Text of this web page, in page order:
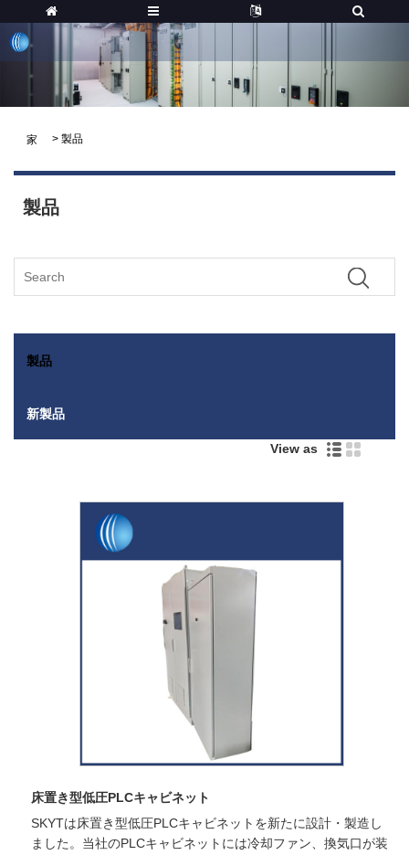
家 > 製品
製品
製品
新製品
View as
床置き型低圧PLCキャビネット
SKYTは床置き型低圧PLCキャビネットを新たに設計・製造し
ました。当社のPLCキャビネットには冷却ファン、換気口が装